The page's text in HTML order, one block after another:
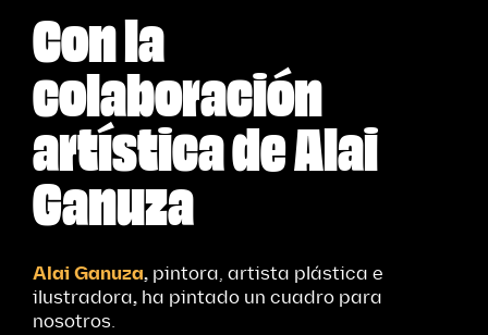
Con la
colaboración
artística de Alai
Ganuza
Alai Ganuza, pintora, artista plástica e
ilustradora, ha pintado un cuadro para
nosotros.